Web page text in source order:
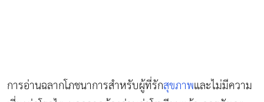
การอ่านฉลากโภชนาการสำหรับผู้ที่รักสุขภาพและไม่มีความ